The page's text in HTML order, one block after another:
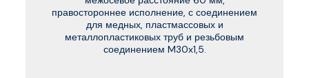
правостороннее исполнение, с соединением
для медных, пластмассовых и
металлопластиковых труб и резьбовым
соединением M30x1,5.